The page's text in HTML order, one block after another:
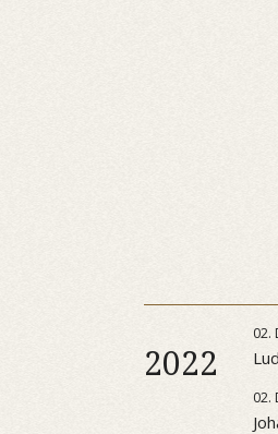
2022
02.
02.